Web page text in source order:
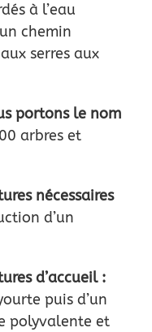
à l’eau
chemin
serres aux
portons le nom
arbres et
nécessaires
d’un
d’accueil :
puis d’un
polyvalente et